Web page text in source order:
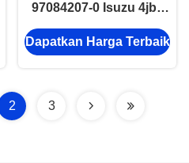
97084207-0 Isuzu 4jb1
4ja1 Power Steering
Pump 8973319401
Dapatkan Harga Terbaik
2 3